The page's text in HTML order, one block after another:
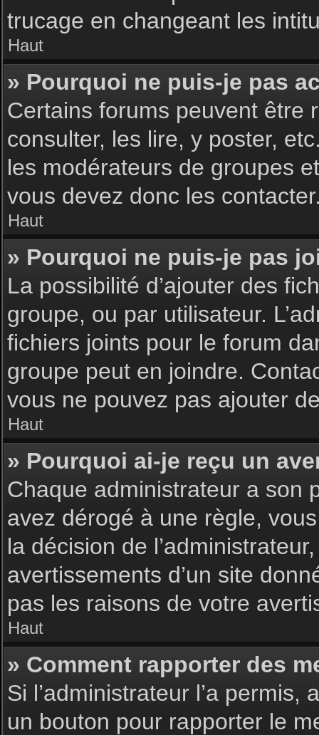
trucage en changeant les
Haut
» Pourquoi ne puis-je pas
Certains forums peuvent être
consulter, les lire, y poster,
les modérateurs de groupes
vous devez donc les
Haut
» Pourquoi ne puis-je pas
La possibilité d’ajouter des
groupe, ou par utilisateur.
fichiers joints pour le forum
groupe peut en joindre.
vous ne pouvez pas ajouter
Haut
» Pourquoi ai-je reçu un
Chaque administrateur a son
avez dérogé à une règle,
la décision de
avertissements d’un site
pas les raisons de votre
Haut
» Comment rapporter des
Si l’administrateur l’a
un bouton pour rapporter le